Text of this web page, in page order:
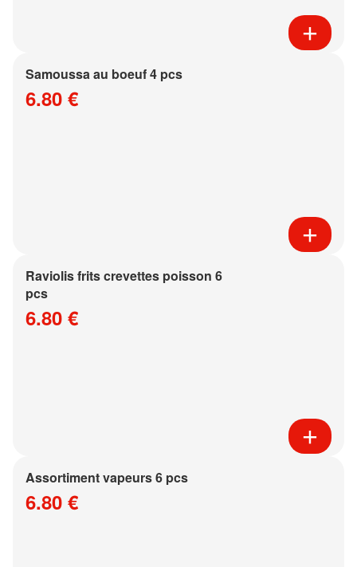
Samoussa au boeuf 4 pcs
6.80 €
Raviolis frits crevettes poisson 6
pcs
6.80 €
Assortiment vapeurs 6 pcs
6.80 €